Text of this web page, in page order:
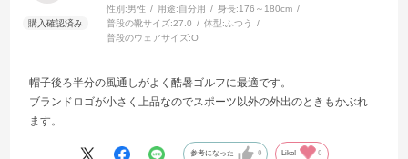
性別:男性 用途:自分用 身長:176～180cm
普段の靴サイズ:27.0 体型: ふつう
普段のウェアサイズ:O
帽子後ろ半分の風通しがよく酷暑ゴルフに最適です。
ブランドロゴが小さく上品なのでスポーツ以外の外出のときもかぶれ
ます。
参考になった 0 Like! 0